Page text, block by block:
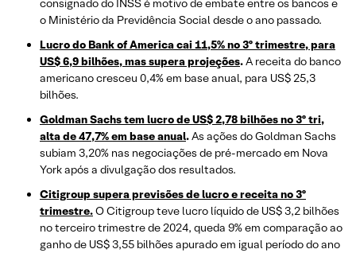
consignado do INSS é motivo de embate entre os bancos e
o Ministério da Previdência Social desde o ano passado.
Lucro do Bank of America cai 11,5% no 3º trimestre, para
US$ 6,9 bilhões, mas supera projeções.A receita do banco
americano cresceu 0,4% em base anual, para US$ 25,3
bilhões.
Goldman Sachs tem lucro de US$ 2,78 bilhões no 3º tri,
alta de 47,7% em base anual.As ações do Goldman Sachs
subiam 3,20% nas negociações de pré-mercado em Nova
York após a divulgação dos resultados.
Citigroup supera previsões de lucro e receita no 3º
trimestre.O Citigroup teve lucro líquido de US$ 3,2 bilhões
no terceiro trimestre de 2024, queda 9% em comparação ao
ganho de US$ 3,55 bilhões apurado em igual período do ano